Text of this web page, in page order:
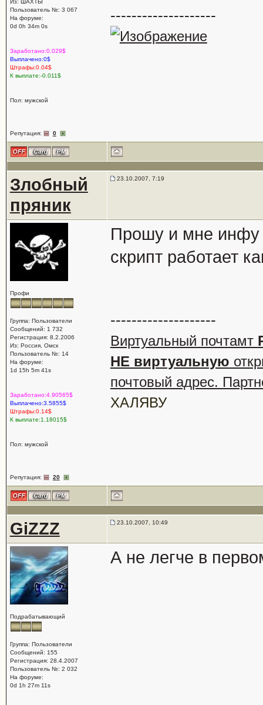
Из: ШАХТЫ
Пользователь №: 3 067
На форуме:
0d 0h 34m 0s
Заработано:0.029$
Выплачено:0$
Штрафы:0.04$
К выплате:-0.011$
Пол: мужской
Репутация: 0
--------------------
Злобный
пряник
23.10.2007, 7:19
Профи
Группа: Пользователи
Сообщений: 1 732
Регистрация: 8.2.2006
Из: Россия, Омск
Пользователь №: 14
На форуме:
1d 15h 5m 41s
Заработано:4.90565$
Выплачено:3.5855$
Штрафы:0.14$
К выплате:1.18015$
Пол: мужской
Репутация: 20
Прошу и мне инфу
скрипт работает
--------------------
Виртуальный почтамт
НЕ виртуальную
почтовый адрес.
ХАЛЯВУ
GiZZZ 23.10.2007, 10:49
Подрабатывающий
Группа: Пользователи
Сообщений: 155
Регистрация: 28.4.2007
Пользователь №: 2 032
На форуме:
0d 1h 27m 11s
А не легче в